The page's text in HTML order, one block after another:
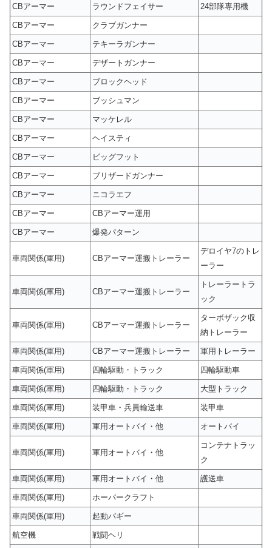
CBアーマー ラウンドフェイサー 24部隊専用機
CBアーマー クラブガンナー
CBアーマー テキーラガンナー
CBアーマー デザートガンナー
CBアーマー ブロックヘッド
CBアーマー ブッシュマン
CBアーマー マッケレル
CBアーマー ヘイスティ
CBアーマー ビッグフット
CBアーマー ブリザードガンナー
CBアーマー ニコラエフ
CBアーマー CBアーマー運用
CBアーマー 爆発パターン
車両関係(軍用) CBアーマー運搬トレーラー
デロイヤ7のトレ
ーラー
車両関係(軍用) CBアーマー運搬トレーラー
トレーラートラ
ック
車両関係(軍用) CBアーマー運搬トレーラー
ターボザック収
納トレーラー
車両関係(軍用) CBアーマー運搬トレーラー 軍用トレーラー
車両関係(軍用) 四輪駆動・トラック 四輪駆動車
車両関係(軍用) 四輪駆動・トラック 大型トラック
車両関係(軍用) 装甲車・兵員輸送車 装甲車
車両関係(軍用) 軍用オートバイ・他 オートバイ
車両関係(軍用) 軍用オートバイ・他
コンテナトラッ
ク
車両関係(軍用) 軍用オートバイ・他 護送車
車両関係(軍用) ホーバークラフト
車両関係(軍用) 起動バギー
航空機 戦闘ヘリ